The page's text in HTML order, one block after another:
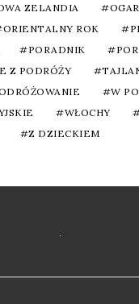
ZELANDIA
ORIENTALNY ROK
PORADNIK
Z PODRÓŻY
W
WŁOCHY
Z DZIECKIEM